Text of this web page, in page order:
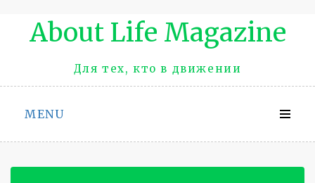
Промотать
About Life Magazinе
Для тех, кто в движении
MENU